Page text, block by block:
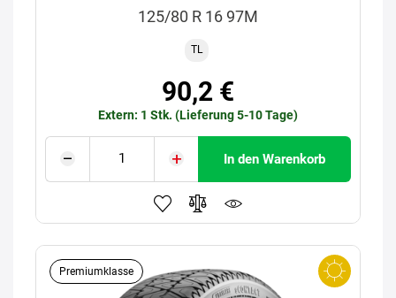
125/80 R 16 97M
TL
90,2 €
Extern: 1 Stk. (Lieferung 5-10 Tage)
In den Warenkorb
Premiumklasse